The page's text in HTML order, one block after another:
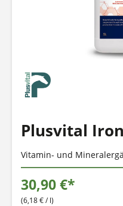
Plusvital
Vitamin- und
30,90 €*
(6,18 € / l)